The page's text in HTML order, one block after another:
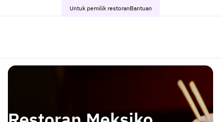
Untuk pemilik restoranBantuan